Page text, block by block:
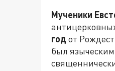
Мученики
год от
был